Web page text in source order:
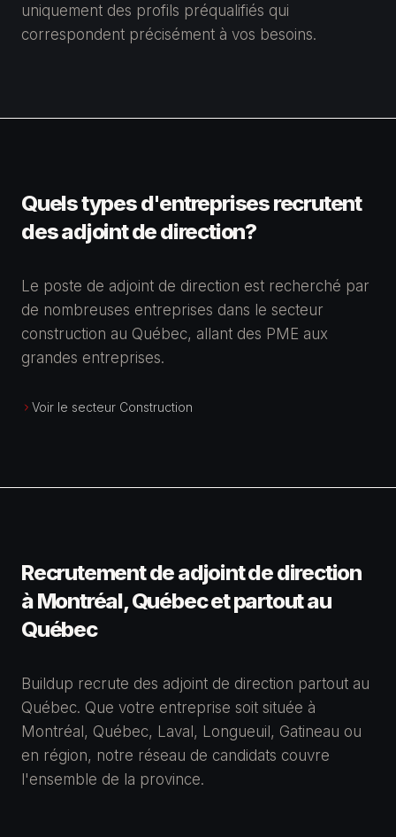
uniquement des profils préqualifiés qui
correspondent précisément à vos besoins.
Quels types d'entreprises recrutent
des adjoint de direction?
Le poste de adjoint de direction est recherché par
de nombreuses entreprises dans le secteur
construction au Québec, allant des PME aux
grandes entreprises.
Voir le secteur Construction
Recrutement de adjoint de direction
à Montréal, Québec et partout au
Québec
Buildup recrute des adjoint de direction partout au
Québec. Que votre entreprise soit située à
Montréal, Québec, Laval, Longueuil, Gatineau ou
en région, notre réseau de candidats couvre
l'ensemble de la province.